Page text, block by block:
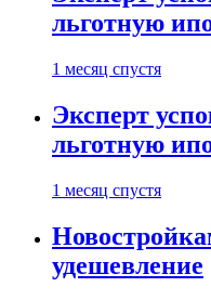
льготную
1 месяц спустя
Эксперт
льготную
1 месяц спустя
удешевление